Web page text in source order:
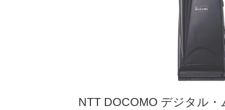
NTT DOCOMO デジタル